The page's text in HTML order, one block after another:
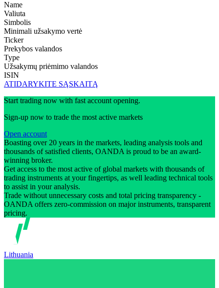
Name
Valiuta
Simbolis
Minimali užsakymo vertė
Ticker
Prekybos valandos
Type
Užsakymų priėmimo valandos
ISIN
ATIDARYKITE SĄSKAITĄ
Start trading now with fast account opening.
Sign-up now to trade the most active markets
Open account
Boasting over 20 years in the markets, leading analysis tools and
thousands of satisfied clients, OANDA is proud to be an award-
winning broker.
Get access to the most active of global markets with thousands of
trading instruments at your fingertips, as well leading technical tools
to assist in your analysis.
Trade without unnecessary costs and total pricing transparency -
OANDA offers zero-commission on major instruments, transparent
pricing.
Lithuania